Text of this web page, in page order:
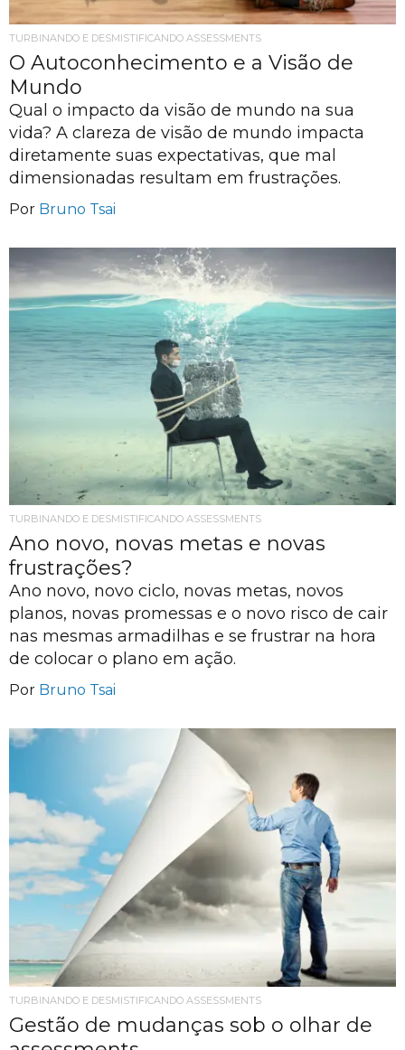
TURBINANDO E DESMISTIFICANDO ASSESSMENTS
O Autoconhecimento e a Visão de
Mundo
Qual o impacto da visão de mundo na sua
vida? A clareza de visão de mundo impacta
diretamente suas expectativas, que mal
dimensionadas resultam em frustrações.
Por Bruno Tsai
TURBINANDO E DESMISTIFICANDO ASSESSMENTS
Ano novo, novas metas e novas
frustrações?
Ano novo, novo ciclo, novas metas, novos
planos, novas promessas e o novo risco de cair
nas mesmas armadilhas e se frustrar na hora
de colocar o plano em ação.
Por Bruno Tsai
TURBINANDO E DESMISTIFICANDO ASSESSMENTS
Gestão de mudanças sob o olhar de